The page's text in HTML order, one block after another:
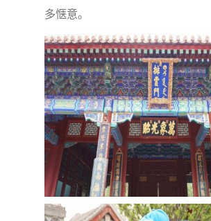
多惬意。